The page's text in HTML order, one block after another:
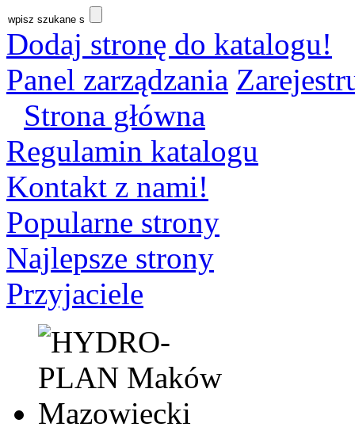
Dodaj stronę do katalogu!
Panel zarządzania
Strona główna
Regulamin katalogu
Kontakt z nami!
Popularne strony
Najlepsze strony
Przyjaciele